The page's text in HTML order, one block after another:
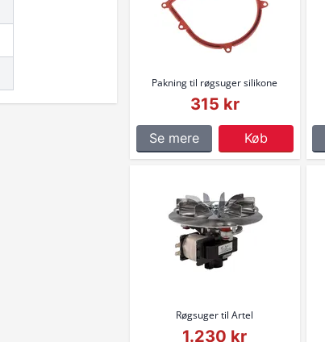
Pakning til røgsuger silikone
315 kr
Se mere Køb
Røgsuger til Artel
1.230 kr